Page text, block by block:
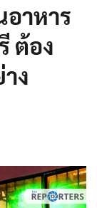
อาหาร
ต้อง
ง